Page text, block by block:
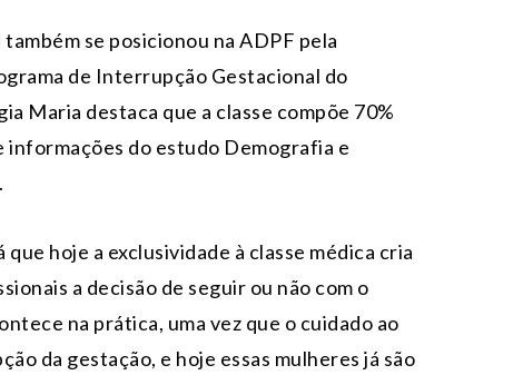
se posicionou na ADPF pela
de Interrupção Gestacional do
Maria destaca que a classe compõe 70%
informações do estudo Demografia e
hoje a exclusividade à classe médica cria
a decisão de seguir ou não com o
na prática, uma vez que o cuidado ao
da gestação, e hoje essas mulheres já são